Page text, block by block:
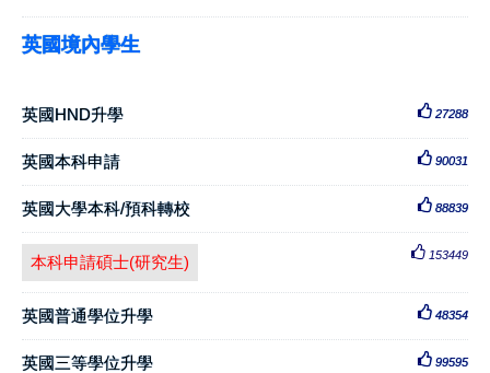
英國境內學生
英國HND升學 27288
英國本科申請 90031
英國大學本科/預科轉校 88839
本科申請碩士(研究生) 153449
英國普通學位升學 48354
英國三等學位升學 99595